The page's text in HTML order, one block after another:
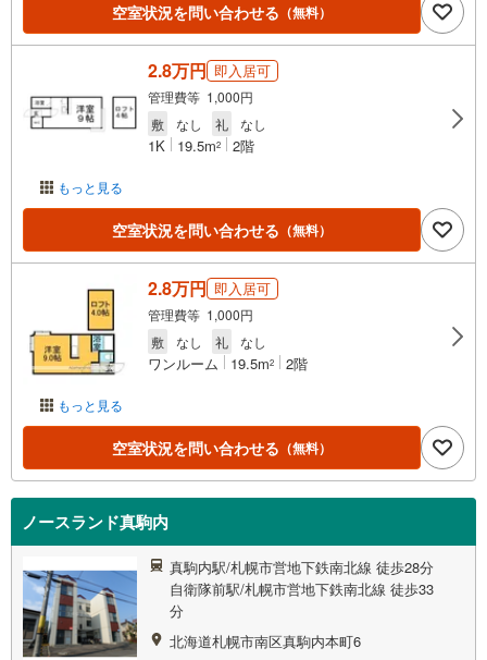
空室状況を問い合わせる （無料）
もっと見る
2.8万円 即入居可
管理費等 1,000円
敷
なし 礼 なし
1K 19.5m2 2階
空室状況を問い合わせる （無料）
もっと見る
2.8万円 即入居可
管理費等 1,000円
敷
なし 礼 なし
ワンルーム 19.5m2 2階
空室状況を問い合わせる （無料）
ノースランド真駒内
真駒内駅/札幌市営地下鉄南北線 徒歩28分
自衛隊前駅/札幌市営地下鉄南北線 徒歩33
分
北海道札幌市南区真駒内本町6